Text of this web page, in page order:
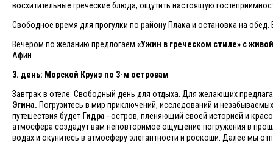
восхитительные греческие блюда, ощутить настоящую
Свободное время для прогулки по району Плака и остановка на
Вечером по желанию предлогаем «Ужин в греческом стиле» с
Афин.
3. день: Морской Круиз по 3-м островам
Завтрак в отеле. Свободный день для отдыха. Для желающих
Эгина. Погрузитесь в мир приключений, исследований и
путешествия будет Гидра - остров, пленяющий своей историей и
атмосфера создадут вам неповторимое ощущение погружения в
водах и окунитесь в атмосферу элегантности и роскоши. Далее мы